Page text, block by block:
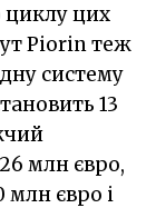
циклу цих
Piorin теж
систему
13
млн євро,
євро і